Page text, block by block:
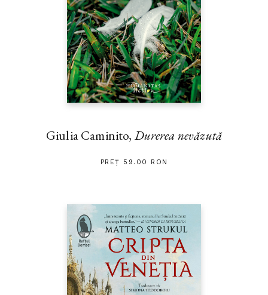
Giulia Caminito, Durerea nevăzută
PREȚ 59.00 RON